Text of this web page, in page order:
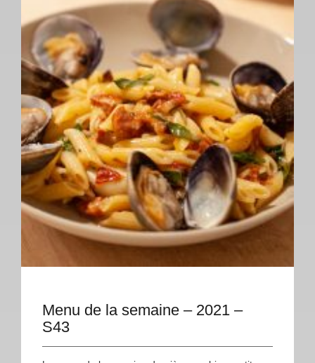
Menu de la semaine – 2021 –
S43